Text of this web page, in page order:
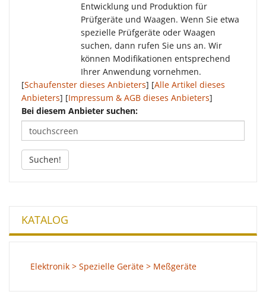
Entwicklung und Produktion für
Prüfgeräte und Waagen. Wenn Sie etwa
spezielle Prüfgeräte oder Waagen
suchen, dann rufen Sie uns an. Wir
können Modifikationen entsprechend
Ihrer Anwendung vornehmen.
[Schaufenster dieses Anbieters] [Alle Artikel dieses
Anbieters] [Impressum & AGB dieses Anbieters]
Bei diesem Anbieter suchen:
Suchen!
KATALOG
Elektronik > Spezielle Geräte > Meßgeräte